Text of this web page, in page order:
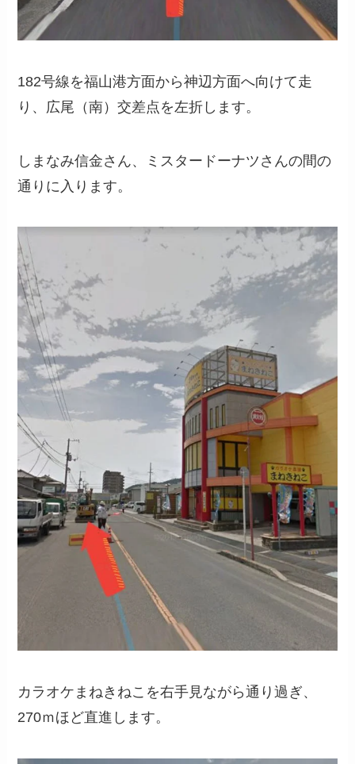
182号線を福山港方面から神辺方面へ向けて走
り、広尾（南）交差点を左折します。
しまなみ信金さん、ミスタードーナツさんの間の
通りに入ります。
カラオケまねきねこを右手見ながら通り過ぎ、
270ｍほど直進します。